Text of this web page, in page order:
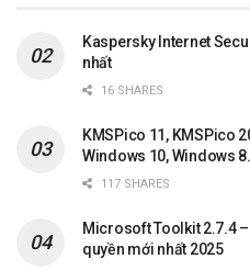
Kaspersky Internet
nhất
16 SHARES
KMSPico 11, KMSPico
Windows 10, Windows
117 SHARES
Microsoft Toolkit 2.7.4
quyền mới nhất 2025